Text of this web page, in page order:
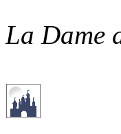
La Dame